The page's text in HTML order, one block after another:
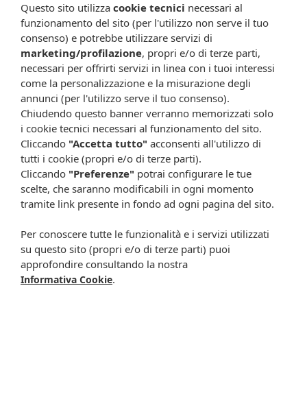
Attenzione:
Ogni scheda che troverai sul nostro sito è da considerarsi a scopo
informativo, utile alla guida dell’acquisto del prodotto. Non
sostituisce né il foglietto illustrativo (o la descrizione riportata sulla
confezione stessa), né il consiglio del medico, specialmente in caso
di possibili allergie o patologie. Vista la difficoltà nell’adeguarsi alle
continue modifiche effettuate dalle varie aziende produttrici come
cambio del packaging (colori, dimensioni, contenuto, informazioni) e
i possibili cambiamenti come cambio degli ingredienti e valori
percentuali, Farmacia Cavalieri Shop dichiara di non assumere
alcuna responsabilità in caso di schede prodotto ed immagini non
aggiornate in tempo reale e presenza di errori o omissioni. Inoltre
non si assumono responsabilità in caso di qualsiasi problema
shop.farmaciacavalieri.it.
ISCRIVITI ALLA NEWSLETTER
Questo sito utilizza cookie tecnici necessari al
funzionamento del sito (per l'utilizzo non serve il tuo
consenso) e potrebbe utilizzare servizi di
marketing/profilazione, propri e/o di terze parti,
necessari per offrirti servizi in linea con i tuoi interessi
come la personalizzazione e la misurazione degli
annunci (per l'utilizzo serve il tuo consenso).
Chiudendo questo banner verranno memorizzati solo
i cookie tecnici necessari al funzionamento del sito.
Cliccando "Accetta tutto" acconsenti all'utilizzo di
tutti i cookie (propri e/o di terze parti).
Cliccando "Preferenze" potrai configurare le tue
scelte, che saranno modificabili in ogni momento
tramite link presente in fondo ad ogni pagina del sito.
Per conoscere tutte le funzionalità e i servizi utilizzati
su questo sito (propri e/o di terze parti) puoi
approfondire consultando la nostra
Informativa Cookie.